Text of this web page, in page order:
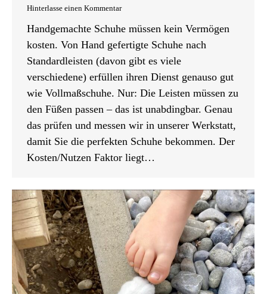
Hinterlasse einen Kommentar
Handgemachte Schuhe müssen kein Vermögen
kosten. Von Hand gefertigte Schuhe nach
Standardleisten (davon gibt es viele
verschiedene) erfüllen ihren Dienst genauso gut
wie Vollmaßschuhe. Nur: Die Leisten müssen zu
den Füßen passen – das ist unabdingbar. Genau
das prüfen und messen wir in unserer Werkstatt,
damit Sie die perfekten Schuhe bekommen. Der
Kosten/Nutzen Faktor liegt…